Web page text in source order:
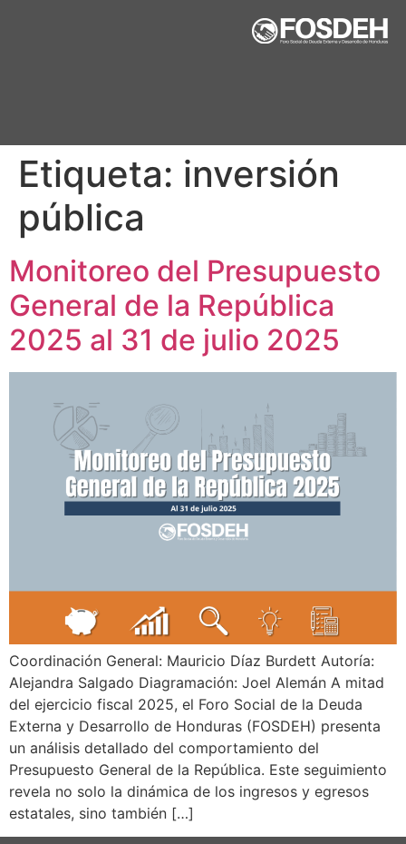
Etiqueta: inversión
pública
Monitoreo del Presupuesto
General de la República
2025 al 31 de julio 2025
Coordinación General: Mauricio Díaz Burdett Autoría:
Alejandra Salgado Diagramación: Joel Alemán A mitad
del ejercicio fiscal 2025, el Foro Social de la Deuda
Externa y Desarrollo de Honduras (FOSDEH) presenta
un análisis detallado del comportamiento del
Presupuesto General de la República. Este seguimiento
revela no solo la dinámica de los ingresos y egresos
estatales, sino también […]